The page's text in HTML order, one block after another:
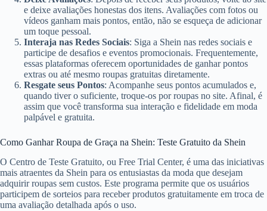
e deixe avaliações honestas dos itens. Avaliações com fotos ou
vídeos ganham mais pontos, então, não se esqueça de adicionar
um toque pessoal.
Interaja nas Redes Sociais: Siga a Shein nas redes sociais e
participe de desafios e eventos promocionais. Frequentemente,
essas plataformas oferecem oportunidades de ganhar pontos
extras ou até mesmo roupas gratuitas diretamente.
Resgate seus Pontos: Acompanhe seus pontos acumulados e,
quando tiver o suficiente, troque-os por roupas no site. Afinal, é
assim que você transforma sua interação e fidelidade em moda
palpável e gratuita.
Como Ganhar Roupa de Graça na Shein: Teste Gratuito da Shein
O Centro de Teste Gratuito, ou Free Trial Center, é uma das iniciativas
mais atraentes da Shein para os entusiastas da moda que desejam
adquirir roupas sem custos. Este programa permite que os usuários
participem de sorteios para receber produtos gratuitamente em troca de
uma avaliação detalhada após o uso.